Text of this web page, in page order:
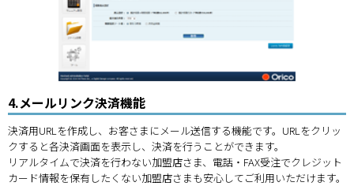
4.メールリンク決済機能
決済用URLを作成し、お客さまにメール送信する機能です。URLをクリッ
クすると各決済画面を表示し、決済を行うことができます。
リアルタイムで決済を行わない加盟店さま、電話・FAX受注でクレジット
カード情報を保有したくない加盟店さまも安心してご利用いただけます。